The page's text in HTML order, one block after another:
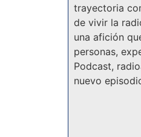
trayectoria
de vivir la
una afición
personas,
Podcast,
nuevo